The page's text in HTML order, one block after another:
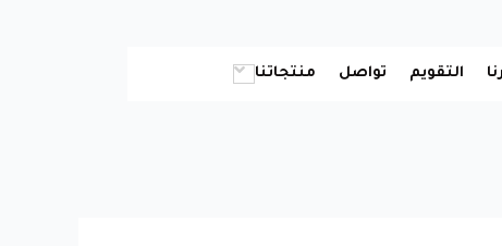
التقويم تواصل منتجاتنا